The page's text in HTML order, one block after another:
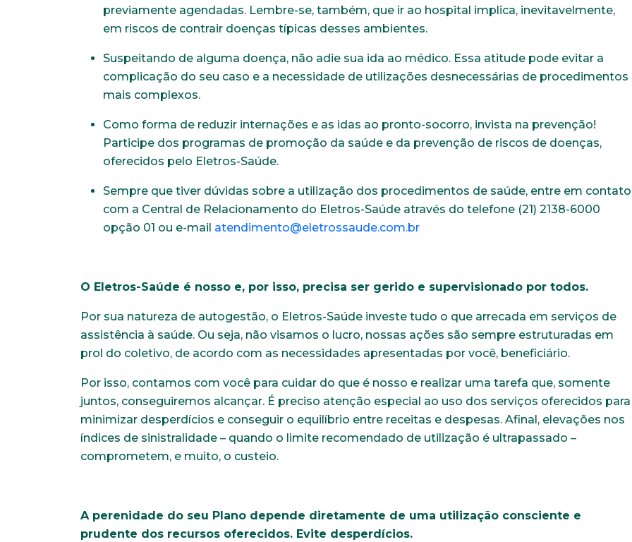
previamente agendadas. Lembre-se, também, que ir ao hospital implica, inevitavelmente,
em riscos de contrair doenças típicas desses ambientes.
Suspeitando de alguma doença, não adie sua ida ao médico. Essa atitude pode evitar a
complicação do seu caso e a necessidade de utilizações desnecessárias de procedimentos
mais complexos.
Como forma de reduzir internações e as idas ao pronto-socorro, invista na prevenção!
Participe dos programas de promoção da saúde e da prevenção de riscos de doenças,
oferecidos pelo Eletros-Saúde.
Sempre que tiver dúvidas sobre a utilização dos procedimentos de saúde, entre em contato
com a Central de Relacionamento do Eletros-Saúde através do telefone (21) 2138-6000
opção 01 ou e-mail atendimento@eletrossaude.com.br
O Eletros-Saúde é nosso e, por isso, precisa ser gerido e supervisionado por todos.
Por sua natureza de autogestão, o Eletros-Saúde investe tudo o que arrecada em serviços de
assistência à saúde. Ou seja, não visamos o lucro, nossas ações são sempre estruturadas em
prol do coletivo, de acordo com as necessidades apresentadas por você, beneficiário.
Por isso, contamos com você para cuidar do que é nosso e realizar uma tarefa que, somente
juntos, conseguiremos alcançar. É preciso atenção especial ao uso dos serviços oferecidos para
minimizar desperdícios e conseguir o equilíbrio entre receitas e despesas. Afinal, elevações nos
índices de sinistralidade – quando o limite recomendado de utilização é ultrapassado –
comprometem, e muito, o custeio.
A perenidade do seu Plano depende diretamente de uma utilização consciente e
prudente dos recursos oferecidos. Evite desperdícios.
Endereço Bairro Cidade
Naturalidade Estado Civil
Masculino
Feminino Outros
Anexar currículo*